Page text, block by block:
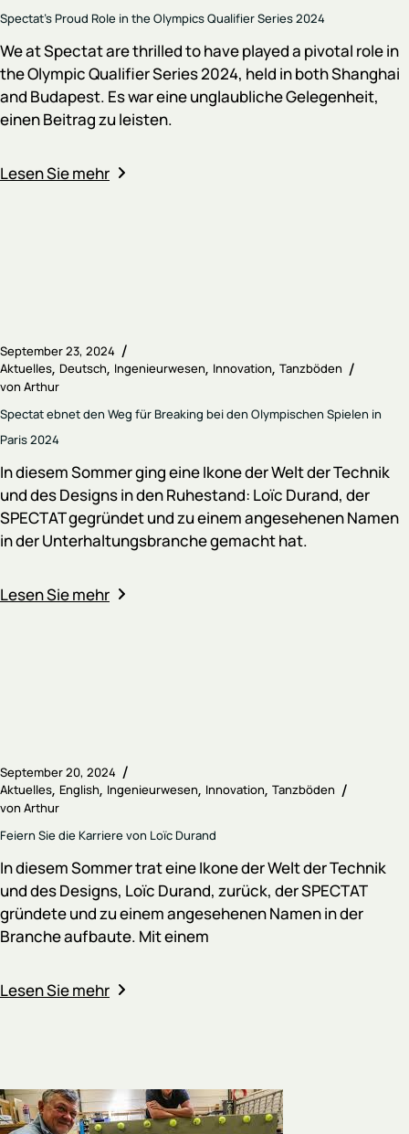
Spectat's Proud Role in the Olympics Qualifier Series 2024
We at Spectat are thrilled to have played a pivotal role in
the Olympic Qualifier Series 2024, held in both Shanghai
and Budapest. Es war eine unglaubliche Gelegenheit,
einen Beitrag zu leisten.
Lesen Sie mehr
September 23, 2024
Aktuelles Deutsch Ingenieurwesen Innovation Tanzböden
von Arthur
Spectat ebnet den Weg für Breaking bei den Olympischen Spielen in
Paris 2024
In diesem Sommer ging eine Ikone der Welt der Technik
und des Designs in den Ruhestand: Loïc Durand, der
SPECTAT gegründet und zu einem angesehenen Namen
in der Unterhaltungsbranche gemacht hat.
Lesen Sie mehr
September 20, 2024
Aktuelles English Ingenieurwesen Innovation Tanzböden
von Arthur
Feiern Sie die Karriere von Loïc Durand
In diesem Sommer trat eine Ikone der Welt der Technik
und des Designs, Loïc Durand, zurück, der SPECTAT
gründete und zu einem angesehenen Namen in der
Branche aufbaute. Mit einem
Lesen Sie mehr